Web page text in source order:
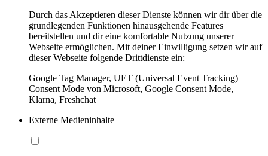
Durch das Akzeptieren dieser Dienste können wir dir über die
grundlegenden Funktionen hinausgehende Features
bereitstellen und dir eine komfortable Nutzung unserer
Webseite ermöglichen. Mit deiner Einwilligung setzen wir auf
dieser Webseite folgende Drittdienste ein:
Google Tag Manager, UET (Universal Event Tracking)
Consent Mode von Microsoft, Google Consent Mode,
Klarna, Freshchat
Externe Medieninhalte